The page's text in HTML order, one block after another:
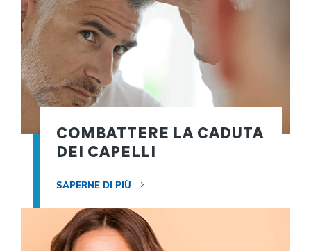
COMBATTERE LA CADUTA
DEI CAPELLI
SAPERNE DI PIÙ